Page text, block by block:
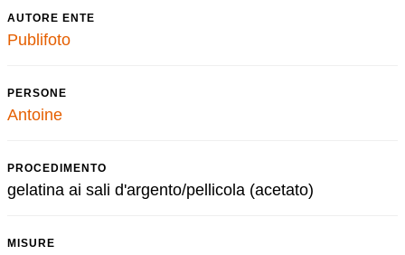
AUTORE ENTE
Publifoto
PERSONE
Antoine
PROCEDIMENTO
gelatina ai sali d'argento/pellicola (acetato)
MISURE